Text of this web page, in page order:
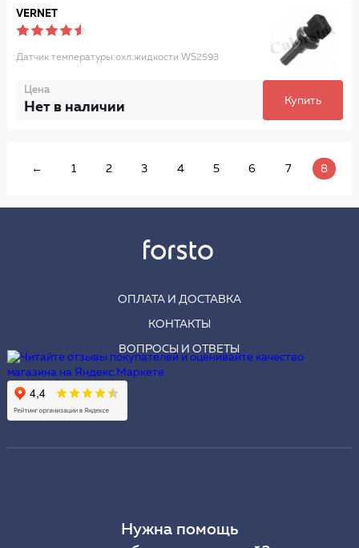
VERNET
Датчик температуры охл.жидкости WS2593
Цена
Нет в наличии Купить
← 1 2 3 4 5 6 7 8
ОПЛАТА И ДОСТАВКА
КОНТАКТЫ
ВОПРОСЫ И ОТВЕТЫ
Нужна помощь